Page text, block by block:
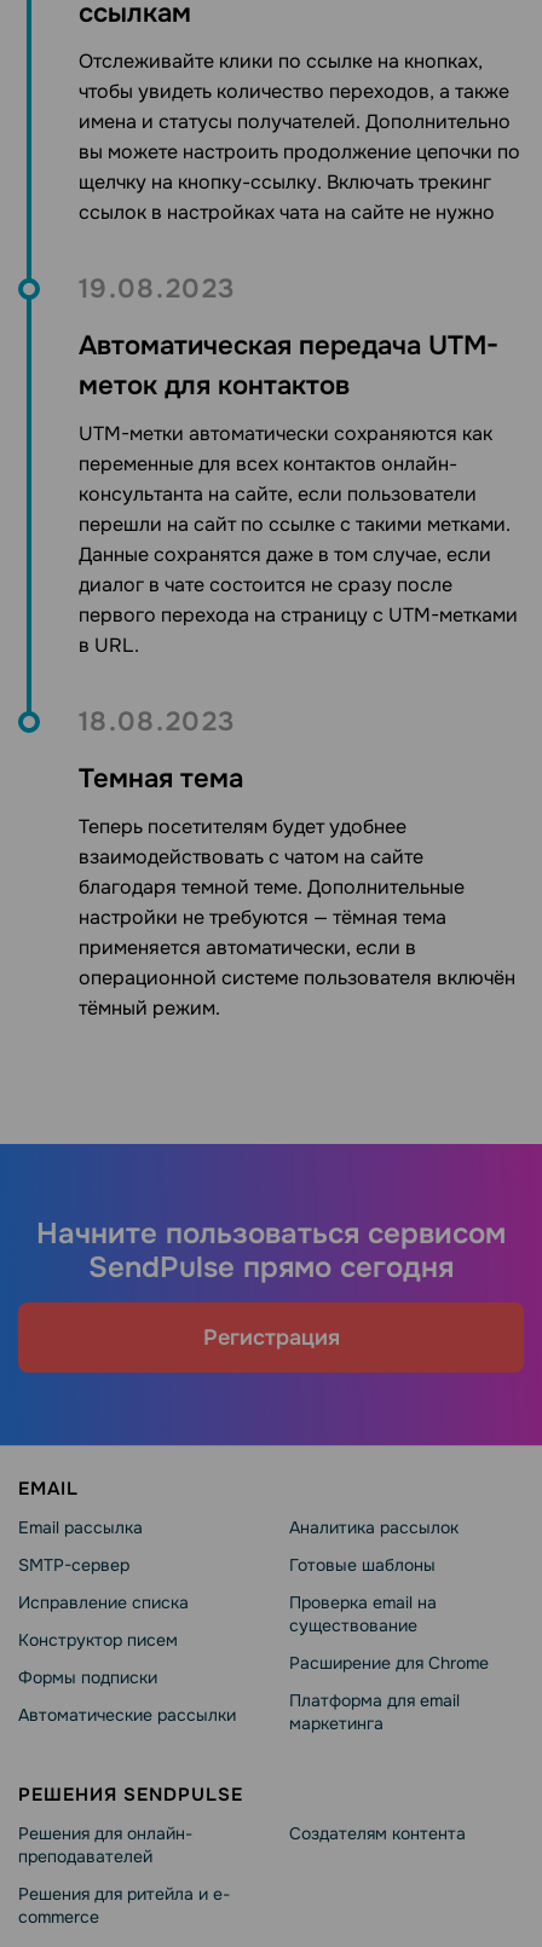
ссылкам
Отслеживайте клики по ссылке на кнопках,
чтобы увидеть количество переходов, а также
имена и статусы получателей. Дополнительно
вы можете настроить продолжение цепочки по
щелчку на кнопку-ссылку. Включать трекинг
ссылок в настройкахчата на сайте не нужно
19.08.2023
Автоматическая передача UTM-
меток для контактов
UTM-метки автоматически сохраняются как
переменные для всех контактов онлайн-
консультанта на сайте, если пользователи
перешли на сайт по ссылке с такими метками.
Данные сохранятся даже в том случае, если
диалог в чате состоится не сразу после
первого перехода на страницу с UTM-метками
в URL.
18.08.2023
Темная тема
Теперь посетителям будет удобнее
взаимодействовать с чатом на сайте
благодаря темной теме. Дополнительные
настройки не требуются — тёмная тема
применяется автоматически, если в
операционной системе пользователя включён
тёмный режим.
Начните пользоваться сервисом
SendPulse прямо сегодня
Регистрация
EMAIL
Email рассылка
SMTP-сервер
Исправление списка
Конструктор писем
Формы подписки
Автоматические рассылки
Аналитика рассылок
Готовые шаблоны
Проверка email на
существование
Расширение для Chrome
Платформа для email
маркетинга
РЕШЕНИЯ SENDPULSE
Решения для онлайн-
преподавателей
Решения для ритейла и e-
commerce
Создателям контента